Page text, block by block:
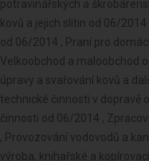
potravinářských a
kovů a jejich slitin od 06/
od 06/2014 , Praní pro
Velkoobchod a maloobchod
úpravy a svařování kovů a
technické činnosti v dopravě
činnosti od 06/2014 ,
, Provozování vodovodů a
výroba, knihařské a